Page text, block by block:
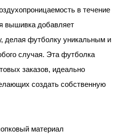
в течение
вышивка добавляет
делая футболку уникальным и
случая. Эта футболка
заказов, идеально
создать собственную
материал